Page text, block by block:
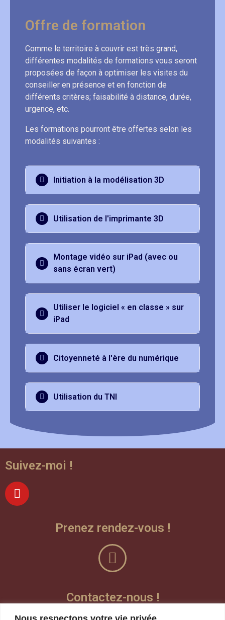
Offre de formation
Comme le territoire à couvrir est très grand,
différentes modalités de formations vous seront
proposées de façon à optimiser les visites du
conseiller en présence et en fonction de
différents critères; faisabilité à distance, durée,
urgence, etc.
Les formations pourront être offertes selon les
modalités suivantes :
Initiation à la modélisation 3D
Utilisation de l'imprimante 3D
Montage vidéo sur iPad (avec ou
sans écran vert)
Utiliser le logiciel « en classe » sur
iPad
Citoyenneté à l'ère du numérique
Utilisation du TNI
Suivez-moi !
Prenez rendez-vous !
Contactez-nous !